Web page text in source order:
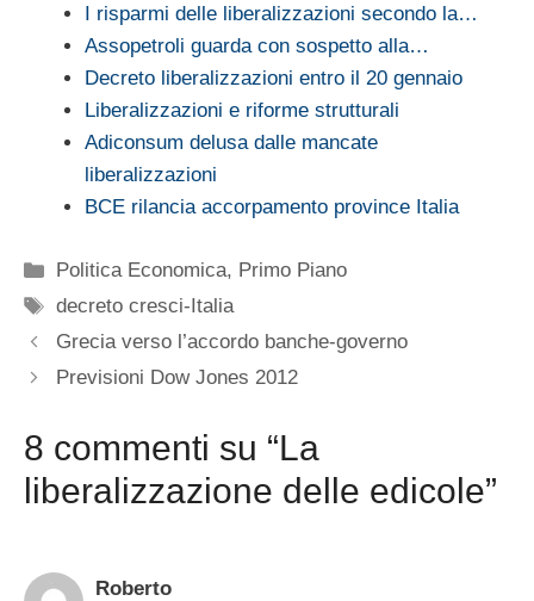
I risparmi delle liberalizzazioni secondo la…
Assopetroli guarda con sospetto alla…
Decreto liberalizzazioni entro il 20 gennaio
Liberalizzazioni e riforme strutturali
Adiconsum delusa dalle mancate
liberalizzazioni
BCE rilancia accorpamento province Italia
Categorie
Politica Economica, Primo Piano
Tag
decreto cresci-Italia
Grecia verso l’accordo banche-governo
Previsioni Dow Jones 2012
8 commenti su “La
liberalizzazione delle edicole”
Roberto